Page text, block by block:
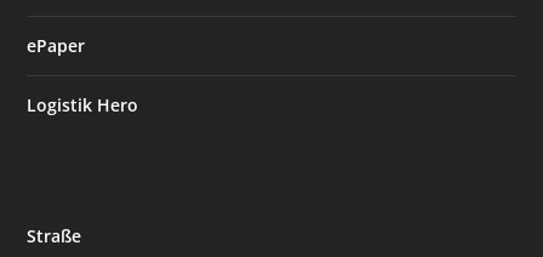
ePaper
Logistik Hero
Straße